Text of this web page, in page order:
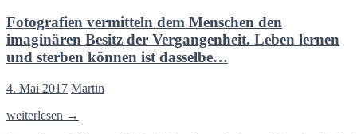
gibt
es
keinen,
der
ist,
keinen,
den
meisten
Fällevn
nichts
Konsequenz…
Fotografien vermitteln dem Menschen den
imaginären Besitz der Vergangenheit. Leben lernen
und sterben können ist dasselbe…
4. Mai 2017 Martin
Fotografien
weiterlesen →